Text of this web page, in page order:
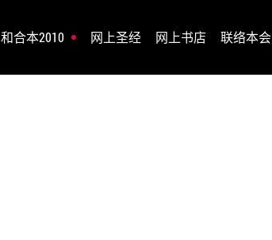
和合本2010 网上圣经 网上书店 联络本会